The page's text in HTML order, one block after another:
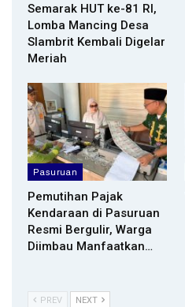
Semarak HUT ke-81 RI,
Lomba Mancing Desa
Slambrit Kembali Digelar
Meriah
Pasuruan
Pemutihan Pajak
Kendaraan di Pasuruan
Resmi Bergulir, Warga
Diimbau Manfaatkan…
PREV NEXT